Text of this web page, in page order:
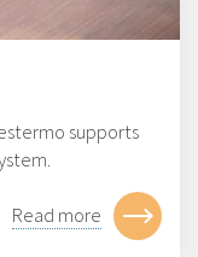
supports
Read more